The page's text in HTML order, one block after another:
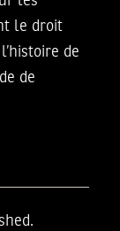
le droit
de
de